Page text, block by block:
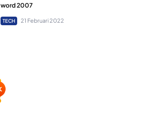
word 2007
TECH 21 Februari 2022